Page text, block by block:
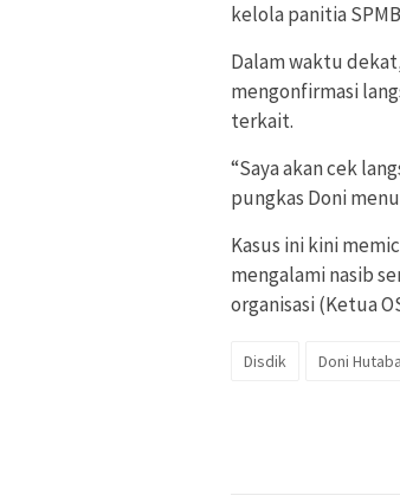
kelola panitia
Dalam waktu
mengonfirmasi
terkait.
“Saya akan cek
pungkas Doni
Kasus ini kini
mengalami nasib
organisasi (Ketua
Disdik Doni